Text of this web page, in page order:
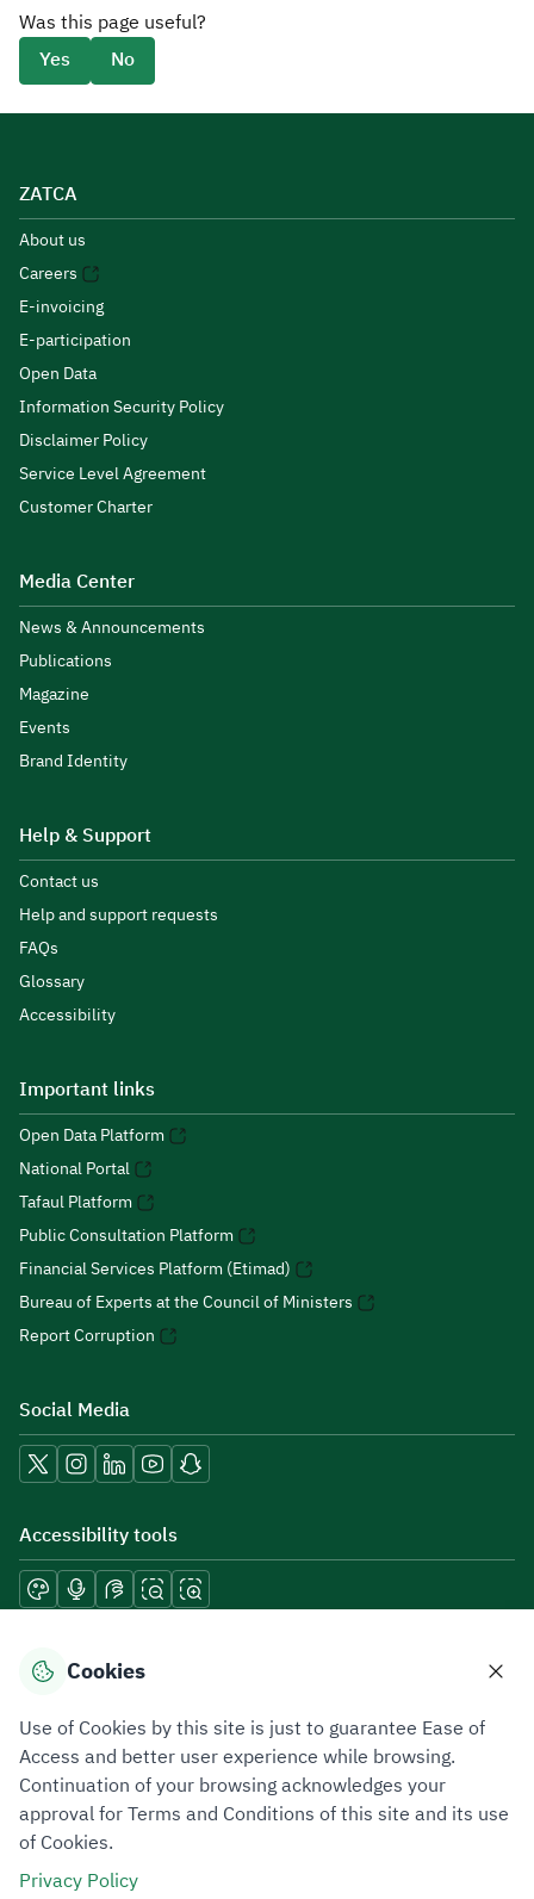
Was this page useful?
Yes
No
ZATCA
About us
Careers
E-invoicing
E-participation
Open Data
Information Security Policy
Disclaimer Policy
Service Level Agreement
Customer Charter
Media Center
News & Announcements
Publications
Magazine
Events
Brand Identity
Help & Support
Contact us
Help and support requests
FAQs
Glossary
Accessibility
Important links
Open Data Platform
National Portal
Tafaul Platform
Public Consultation Platform
Financial Services Platform (Etimad)
Bureau of Experts at the Council of Ministers
Report Corruption
Social Media
Accessibility tools
Download mobile applications
Privacy PolicyTerms of UseSite Map
All rights reserved 2026 © ZATCA.GOV.SA
Developed and Maintained by Zakat, Tax and Customs Authority
Cookies
Use of Cookies by this site is just to guarantee Ease of
Access and better user experience while browsing.
Continuation of your browsing acknowledges your
approval for Terms and Conditions of this site and its use
of Cookies.
Privacy Policy